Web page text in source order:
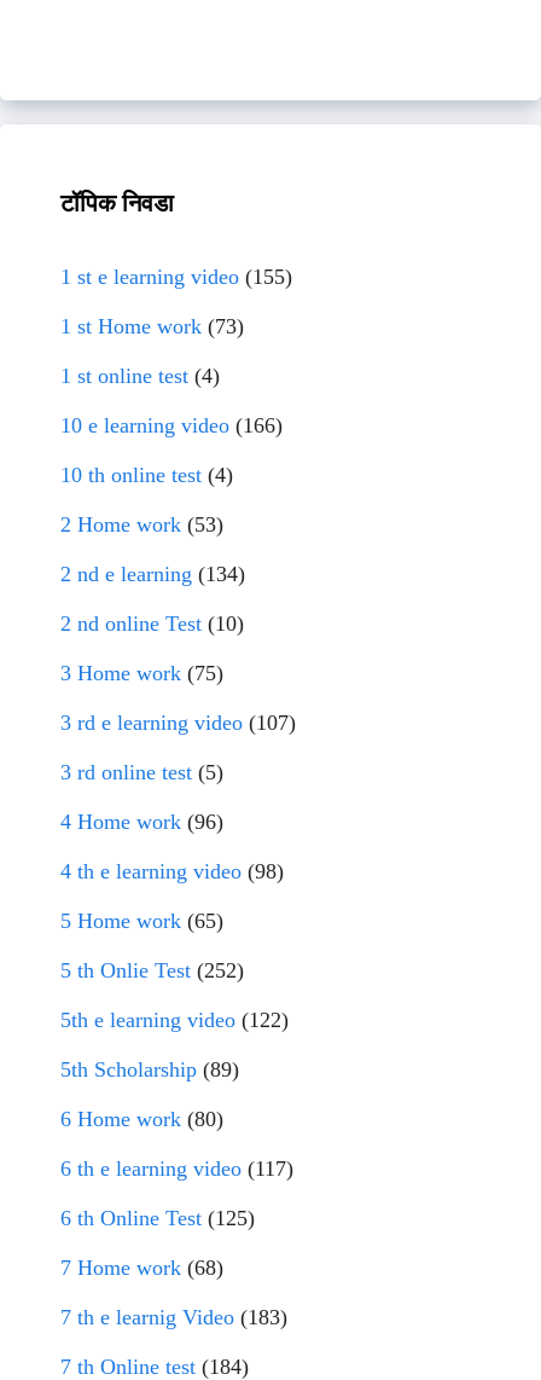
टॉपिक निवडा
1 st e learning video (155)
1 st Home work (73)
1 st online test (4)
10 e learning video (166)
10 th online test (4)
2 Home work (53)
2 nd e learning (134)
2 nd online Test (10)
3 Home work (75)
3 rd e learning video (107)
3 rd online test (5)
4 Home work (96)
4 th e learning video (98)
5 Home work (65)
5 th Onlie Test (252)
5th e learning video (122)
5th Scholarship (89)
6 Home work (80)
6 th e learning video (117)
6 th Online Test (125)
7 Home work (68)
7 th e learnig Video (183)
7 th Online test (184)